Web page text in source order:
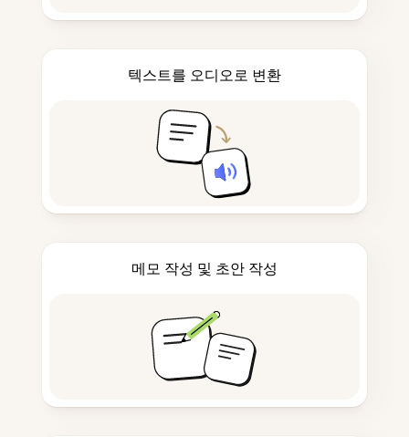
텍스트를 오디오로 변환
메모 작성 및 초안 작성